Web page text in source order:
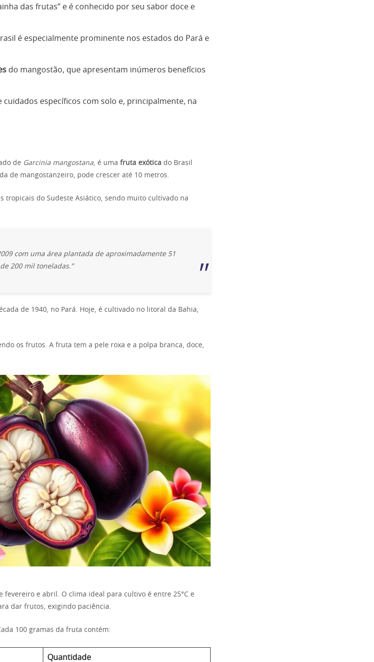
das frutas” e é conhecido por seu sabor doce e
é especialmente prominente nos estados do Pará e
do mangostão, que apresentam inúmeros benefícios
cuidados específicos com solo e, principalmente, na
de Garcinia mangostana, é uma fruta exótica do Brasil
de mangostanzeiro, pode crescer até 10 metros.
tropicais do Sudeste Asiático, sendo muito cultivado na
com uma área plantada de aproximadamente 51
200 mil toneladas.”
de 1940, no Pará. Hoje, é cultivado no litoral da Bahia,
os frutos. A fruta tem a pele roxa e a polpa branca, doce,
fevereiro e abril. O clima ideal para cultivo é entre 25°C e
dar frutos, exigindo paciência.
100 gramas da fruta contém:
Quantidade